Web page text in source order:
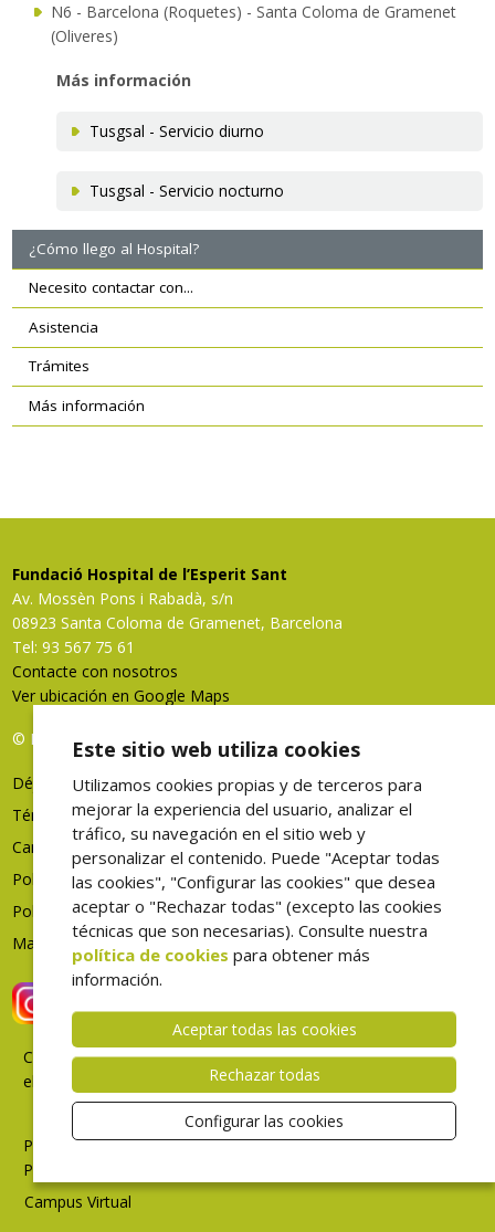
N6 - Barcelona (Roquetes) - Santa Coloma de Gramenet
(Oliveres)
Más información
Tusgsal - Servicio diurno
Tusgsal - Servicio nocturno
secundaria
¿Cómo llego al Hospital?
Necesito contactar con...
Asistencia
Trámites
Más información
Fundació Hospital de l’Esperit Sant
Av. Mossèn Pons i Rabadà, s/n
08923 Santa Coloma de Gramenet, Barcelona
Tel: 93 567 75 61
Contacte con nosotros
Ver ubicación en Google Maps
© FHES, todos los derechos reservados
Déjenos su opinión
Términos de uso
Canal denuncias
Política de privacidad
Política de cookies
Mapa web
Correo
electrónico
Portal
Profesional
Campus Virtual
Este sitio web utiliza cookies
Utilizamos cookies propias y de terceros para
mejorar la experiencia del usuario, analizar el
tráfico, su navegación en el sitio web y
personalizar el contenido. Puede "Aceptar todas
las cookies", "Configurar las cookies" que desea
aceptar o "Rechazar todas" (excepto las cookies
técnicas que son necesarias). Consulte nuestra
política de cookies para obtener más
información.
Aceptar todas las cookies
Rechazar todas
Configurar las cookies